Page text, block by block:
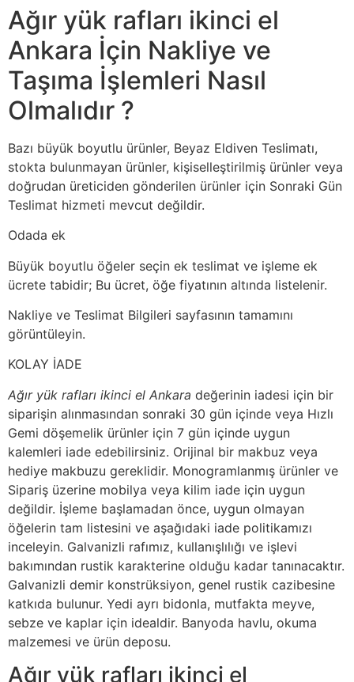
Ağır yük rafları ikinci el
Ankara İçin Nakliye ve
Taşıma İşlemleri Nasıl
Olmalıdır ?
Bazı büyük boyutlu ürünler, Beyaz Eldiven Teslimatı,
stokta bulunmayan ürünler, kişiselleştirilmiş ürünler veya
doğrudan üreticiden gönderilen ürünler için Sonraki Gün
Teslimat hizmeti mevcut değildir.
Odada ek
Büyük boyutlu öğeler seçin ek teslimat ve işleme ek
ücrete tabidir; Bu ücret, öğe fiyatının altında listelenir.
Nakliye ve Teslimat Bilgileri sayfasının tamamını
görüntüleyin.
KOLAY İADE
Ağır yük rafları ikinci el Ankara değerinin iadesi için bir
siparişin alınmasından sonraki 30 gün içinde veya Hızlı
Gemi döşemelik ürünler için 7 gün içinde uygun
kalemleri iade edebilirsiniz. Orijinal bir makbuz veya
hediye makbuzu gereklidir. Monogramlanmış ürünler ve
Sipariş üzerine mobilya veya kilim iade için uygun
değildir. İşleme başlamadan önce, uygun olmayan
öğelerin tam listesini ve aşağıdaki iade politikamızı
inceleyin. Galvanizli rafımız, kullanışlılığı ve işlevi
bakımından rustik karakterine olduğu kadar tanınacaktır.
Galvanizli demir konstrüksiyon, genel rustik cazibesine
katkıda bulunur. Yedi ayrı bidonla, mutfakta meyve,
sebze ve kaplar için idealdir. Banyoda havlu, okuma
malzemesi ve ürün deposu.
Ağır yük rafları ikinci el